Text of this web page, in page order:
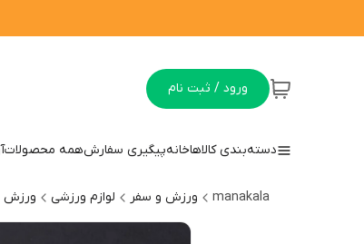
ورود / ثبت نام
دسته‌بندی کالاهاخانهپیگیری سفارشهمه محصولات
manakala ورزش و سفر لوازم ورزشی ورزش